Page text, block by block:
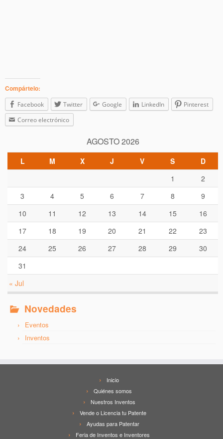
Compártelo:
Facebook Twitter Google LinkedIn
Pinterest
Correo electrónico
AGOSTO 2026
L M X J V S D
« Jul
1
2
3
4 5 6 7 8
9
10
11 12 13 14 15
16
17
18 19 20 21 22
23
24
25 26 27 28 29
30
31
Novedades
Eventos
Inventos
Inicio
Quiénes somos
Nuestros Inventos
Vende o Licencia tu Patente
Ayudas para Patentar
Feria de Inventos e Inventores